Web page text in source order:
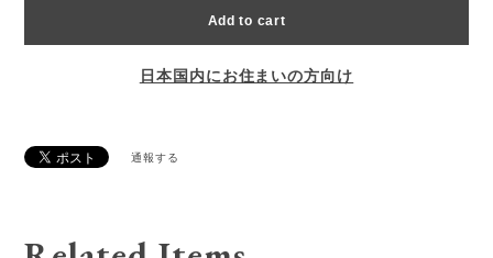
Add to cart
日本国内にお住まいの方向け
通報する